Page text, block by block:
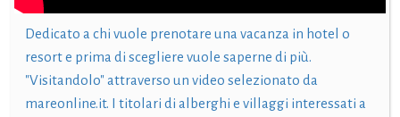
Dedicato a chi vuole prenotare una vacanza in hotel o
resort e prima di scegliere vuole saperne di più.
"Visitandolo" attraverso un video selezionato da
mareonline.it. I titolari di alberghi e villaggi interessati a